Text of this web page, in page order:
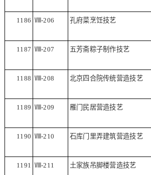
1186 Ⅷ -206 孔府菜烹饪技艺
1187 Ⅷ -207 五芳斋粽子制作技艺
1188 Ⅷ -208 北京四合院传统营造技艺
1189 Ⅷ -209 雁门民居营造技艺
1190 Ⅷ -210 石库门里弄建筑营造技艺
1191 Ⅷ -211 土家族吊脚楼营造技艺